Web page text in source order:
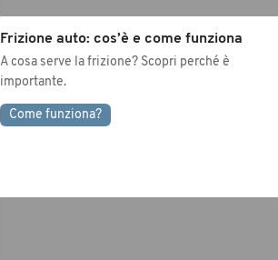
Frizione auto: cos’è e come funziona
A cosa serve la frizione? Scopri perché è
importante.
Come funziona?